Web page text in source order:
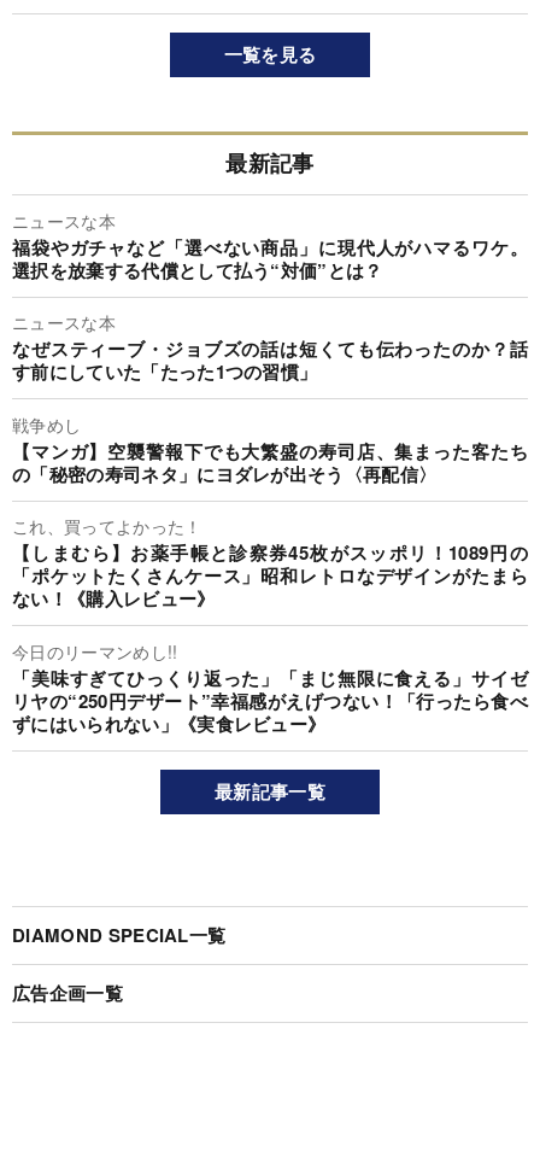
一覧を見る
最新記事
ニュースな本
福袋やガチャなど「選べない商品」に現代人がハマるワケ。
選択を放棄する代償として払う“対価”とは？
ニュースな本
なぜスティーブ・ジョブズの話は短くても伝わったのか？話
す前にしていた「たった1つの習慣」
戦争めし
【マンガ】空襲警報下でも大繁盛の寿司店、集まった客たち
の「秘密の寿司ネタ」にヨダレが出そう〈再配信〉
これ、買ってよかった！
【しまむら】お薬手帳と診察券45枚がスッポリ！1089円の
「ポケットたくさんケース」昭和レトロなデザインがたまら
ない！《購入レビュー》
今日のリーマンめし!!
「美味すぎてひっくり返った」「まじ無限に食える」サイゼ
リヤの“250円デザート”幸福感がえげつない！「行ったら食べ
ずにはいられない」《実食レビュー》
最新記事一覧
DIAMOND SPECIAL一覧
広告企画一覧